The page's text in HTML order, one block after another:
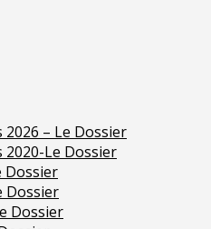
2026 – Le Dossier
2020-Le Dossier
Dossier
Dossier
Dossier